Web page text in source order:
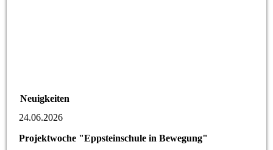
Neuigkeiten
24.06.2026
Projektwoche "Eppsteinschule in Bewegung"